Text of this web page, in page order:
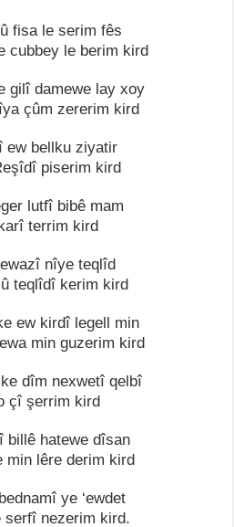
fisa le serim fês
cubbey le berim kird
gilî damewe lay xoy
çûm zererim kird
ew bellku ziyatir
piserim kird
lutfî bibê mam
terrim kird
nîye teqlîd
teqlîdî kerim kird
ew kirdî legell min
min guzerim kird
dîm nexwetî qelbî
çî şerrim kird
billê hatewe dîsan
min lêre derim kird
ye ‘ewdet
serfî nezerim kird.